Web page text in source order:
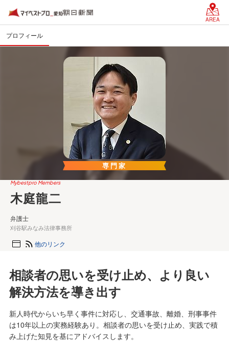
AREA
プロフィール
専門家
Mybestpro Members
木庭龍二
弁護士
刈谷駅みなみ法律事務所
他のリンク
相談者の思いを受け止め、より良い
解決方法を導き出す
新人時代からいち早く事件に対応し、交通事故、離婚、刑事事件
は10年以上の実務経験あり。相談者の思いを受け止め、実践で積
み上げた知見を基にアドバイスします。